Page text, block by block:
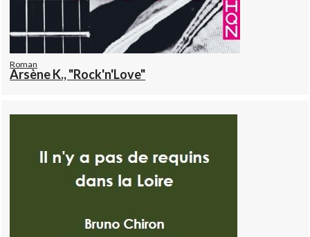
Roman
Arsène K., "Rock'n'Love"